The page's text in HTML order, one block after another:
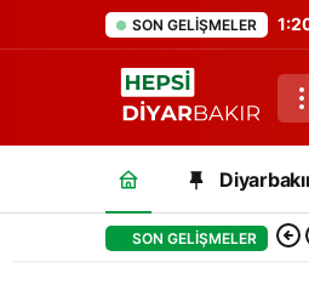
SON GELIŞMELER
SON GELIŞMELER